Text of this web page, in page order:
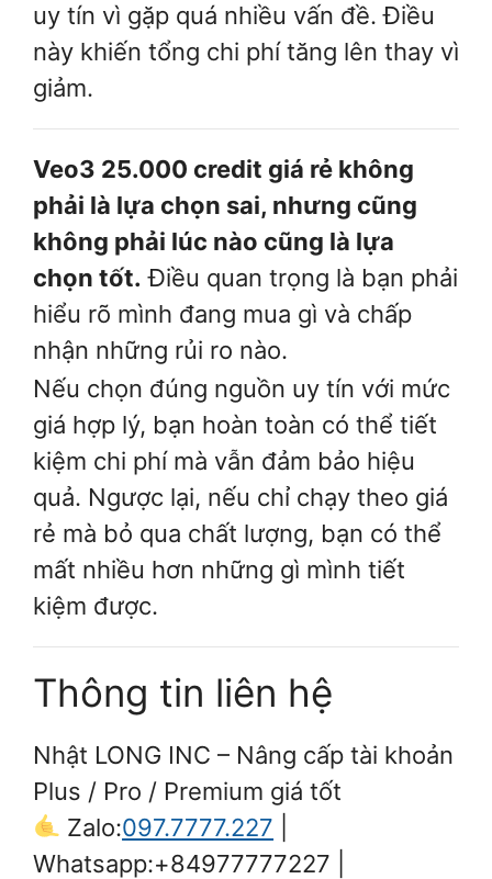
uy tín vì gặp quá nhiều vấn đề. Điều
này khiến tổng chi phí tăng lên thay vì
giảm.
Veo3 25.000 credit giá rẻ không
phải là lựa chọn sai, nhưng cũng
không phải lúc nào cũng là lựa
chọn tốt. Điều quan trọng là bạn phải
hiểu rõ mình đang mua gì và chấp
nhận những rủi ro nào.
Nếu chọn đúng nguồn uy tín với mức
giá hợp lý, bạn hoàn toàn có thể tiết
kiệm chi phí mà vẫn đảm bảo hiệu
quả. Ngược lại, nếu chỉ chạy theo giá
rẻ mà bỏ qua chất lượng, bạn có thể
mất nhiều hơn những gì mình tiết
kiệm được.
Thông tin liên hệ
Nhật LONG INC – Nâng cấp tài khoản
Plus / Pro / Premium giá tốt
Zalo:097.7777.227
Whatsapp:+84977777227 |